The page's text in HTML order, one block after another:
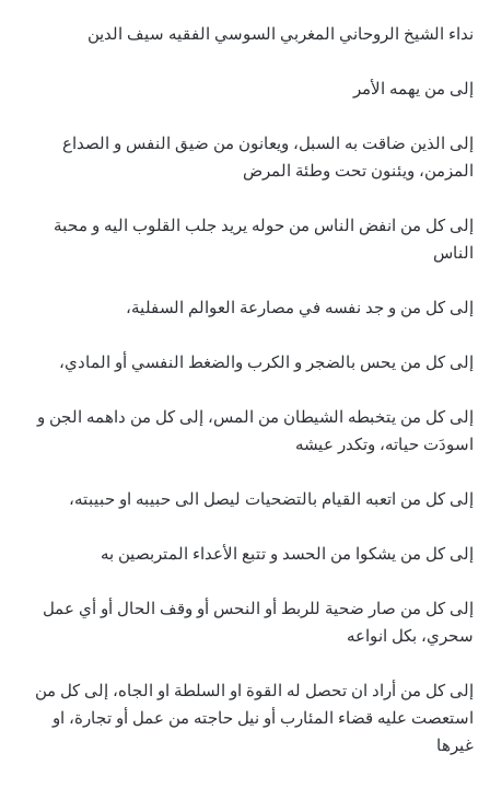
نداء الشيخ الروحاني المغربي السوسي الفقيه سيف الدين
إلى من يهمه الأمر
إلى الذين ضاقت به السبل، ويعانون من ضيق النفس و الصداع
المزمن، ويئنون تحت وطئة المرض
إلى كل من انفض الناس من حوله يريد جلب القلوب اليه و محبة
الناس
إلى كل من و جد نفسه في مصارعة العوالم السفلية،
إلى كل من يحس بالضجر و الكرب والضغط النفسي أو المادي،
إلى كل من يتخبطه الشيطان من المس، إلى كل من داهمه الجن و
اسودَت حياته، وتكدر عيشه
إلى كل من اتعبه القيام بالتضحيات ليصل الى حبيبه او حبيبته،
إلى كل من يشكوا من الحسد و تتبع الأعداء المتربصين به
إلى كل من صار ضحية للربط أو النحس أو وقف الحال أو أي عمل
سحري، بكل انواعه
إلى كل من أراد ان تحصل له القوة او السلطة او الجاه، إلى كل من
استعصت عليه قضاء المئارب أو نيل حاجته من عمل أو تجارة، او
غيرها